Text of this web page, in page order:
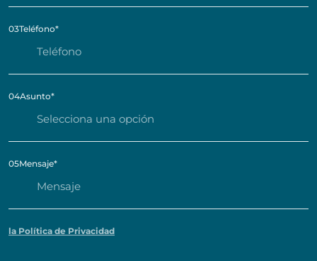
03Teléfono*
04Asunto*
05Mensaje*
la Política de Privacidad